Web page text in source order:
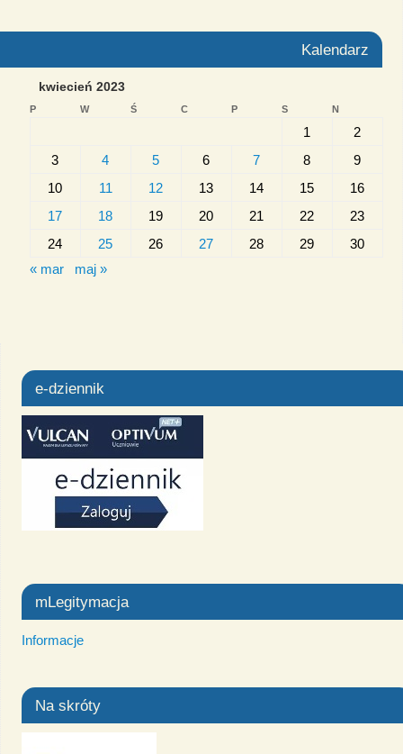
Kalendarz
kwiecień 2023
P W Ś C P S N
1
2
3
4 5 6 7 8
9
10
11 12 13 14 15
16
17
18 19 20 21 22
23
24
25 26 27 28 29
30
« mar
maj »
e-dziennik
mLegitymacja
Informacje
Na skróty